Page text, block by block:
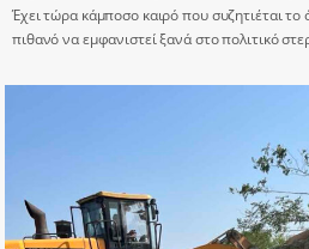
Έχει τώρα κάμποσο καιρό που συζητιέται το
πιθανό να εμφανιστεί ξανά στο πολιτικό